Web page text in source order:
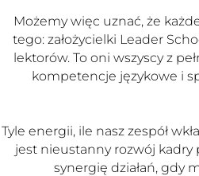
Możemy więc uznać, że
tego: założycielki Leader
lektorów. To oni wszyscy z
kompetencje językowe i
Tyle energii, ile nasz zespół
jest nieustanny rozwój
synergię działań, gdy